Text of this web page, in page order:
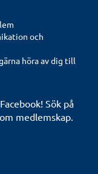
och
höra av dig till
Sök på
medlemskap.